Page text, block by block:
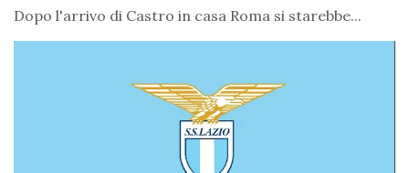
Dopo l'arrivo di Castro in casa Roma si starebbe...